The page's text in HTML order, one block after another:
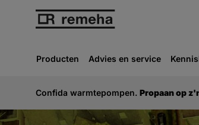
Producten Advies en service
Confida warmtepompen. Propaan op